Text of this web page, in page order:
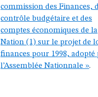
commission des Finances,
contrôle budgétaire et des
comptes économiques de la
Nation (1) sur le projet de
finances pour 1998, adopté
l’Assemblée Nationnale ».